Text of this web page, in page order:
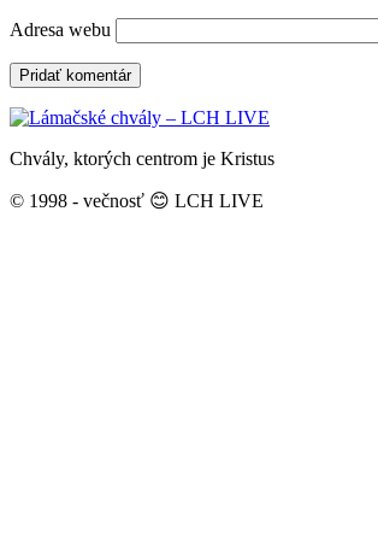
Adresa webu
Chvály, ktorých centrom je Kristus
© 1998 - večnosť 😊 LCH LIVE